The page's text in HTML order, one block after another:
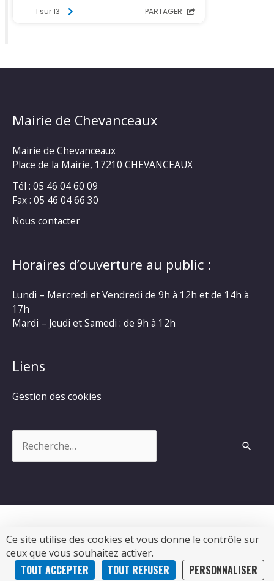
Ce site utilise des cookies et vous donne le contrôle sur
ceux que vous souhaitez activer.
TOUT ACCEPTER TOUT REFUSER PERSONNALISER
Mairie de Chevanceaux
Mairie de Chevanceaux
Place de la Mairie, 17210 CHEVANCEAUX
Tél : 05 46 04 60 09
Fax : 05 46 04 66 30
Nous contacter
Horaires d’ouverture au public :
Lundi – Mercredi et Vendredi de 9h à 12h et de 14h à
17h
Mardi – Jeudi et Samedi : de 9h à 12h
Liens
Gestion des cookies
Copyright © 2026Commune de Chevanceaux|
Propulsé par Soluris